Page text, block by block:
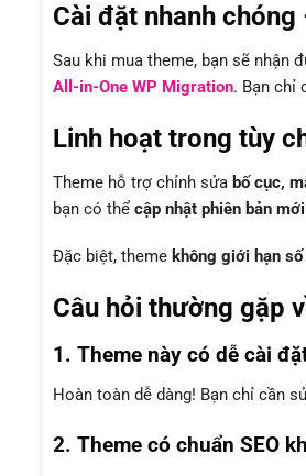
Cài đặt nhanh
Sau khi mua theme, bạn sẽ nhận
All-in-One WP Migration. Bạn chỉ
Linh hoạt trong tùy
Theme hỗ trợ chỉnh sửa bố cục,
bạn có thể cập nhật phiên bản
Đặc biệt, theme không giới hạn
Câu hỏi thường gặp
1. Theme này có dễ cài
Hoàn toàn dễ dàng! Bạn chỉ cần
2. Theme có chuẩn SEO